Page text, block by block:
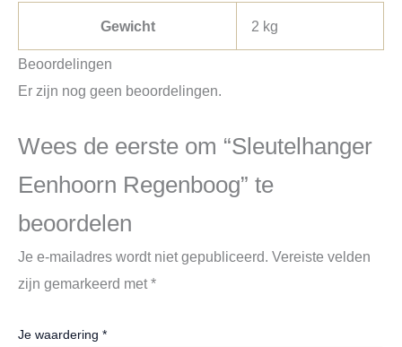
Gewicht 2 kg
Beoordelingen
Er zijn nog geen beoordelingen.
Wees de eerste om “Sleutelhanger
Eenhoorn Regenboog” te
beoordelen
Je e-mailadres wordt niet gepubliceerd. Vereiste velden
zijn gemarkeerd met*
Je waardering *